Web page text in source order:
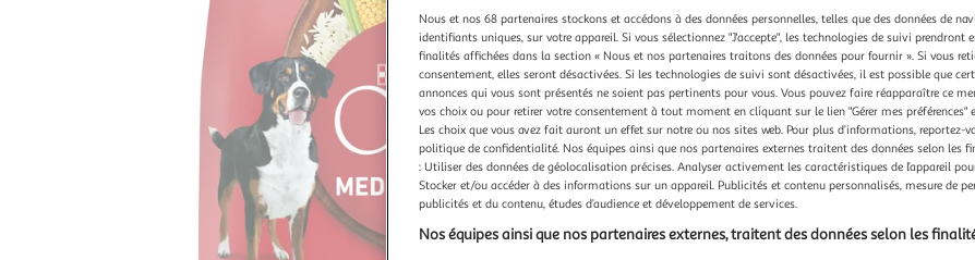
Nous et nos 68 partenaires stockons et accédons à des données personnelles, telles que des données de
identifiants uniques, sur votre appareil. Si vous sélectionnez "J'accepte", les technologies de suivi prendront
finalités affichées dans la section « Nous et nos partenaires traitons des données pour fournir ». Si vous
consentement, elles seront désactivées. Si les technologies de suivi sont désactivées, il est possible que
annonces qui vous sont présentés ne soient pas pertinents pour vous. Vous pouvez faire réapparaître ce
vos choix ou pour retirer votre consentement à tout moment en cliquant sur le lien "Gérer mes préférences"
Les choix que vous avez fait auront un effet sur notre ou nos sites web. Pour plus d’informations, reportez-
politique de confidentialité. Nos équipes ainsi que nos partenaires externes traitent des données selon les
: Utiliser des données de géolocalisation précises. Analyser activement les caractéristiques de l’appareil
Stocker et/ou accéder à des informations sur un appareil. Publicités et contenu personnalisés, mesure de
publicités et du contenu, études d’audience et développement de services.
Nos équipes ainsi que nos partenaires externes, traitent des données selon les